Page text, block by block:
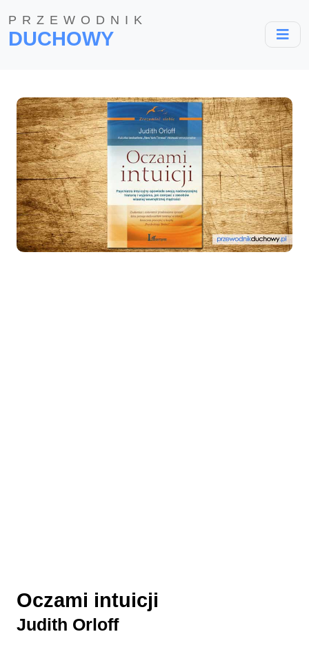
PRZEWODNIK
DUCHOWY
Oczami intuicji
Judith Orloff